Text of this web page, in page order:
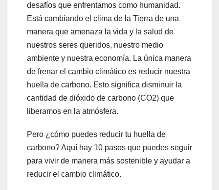
desafíos que enfrentamos como humanidad.
Está cambiando el clima de la Tierra de una
manera que amenaza la vida y la salud de
nuestros seres queridos, nuestro medio
ambiente y nuestra economía. La única manera
de frenar el cambio climático es reducir nuestra
huella de carbono. Esto significa disminuir la
cantidad de dióxido de carbono (CO2) que
liberamos en la atmósfera.
Pero ¿cómo puedes reducir tu huella de
carbono? Aquí hay 10 pasos que puedes seguir
para vivir de manera más sostenible y ayudar a
reducir el cambio climático.